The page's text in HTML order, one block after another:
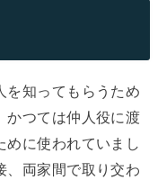
を知ってもらうため
かつては仲人役に渡
めに使われていまし
、両家間で取り交わ